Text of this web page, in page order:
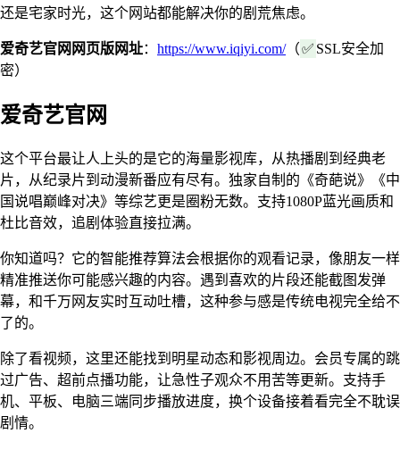
还是宅家时光，这个网站都能解决你的剧荒焦虑。
爱奇艺官网网页版网址： https://www.iqiyi.com/（✅ SSL安全加
密）
爱奇艺官网
这个平台最让人上头的是它的海量影视库，从热播剧到经典老
片，从纪录片到动漫新番应有尽有。独家自制的《奇葩说》《中
国说唱巅峰对决》等综艺更是圈粉无数。支持1080P蓝光画质和
杜比音效，追剧体验直接拉满。
你知道吗？它的智能推荐算法会根据你的观看记录，像朋友一样
精准推送你可能感兴趣的内容。遇到喜欢的片段还能截图发弹
幕，和千万网友实时互动吐槽，这种参与感是传统电视完全给不
了的。
除了看视频，这里还能找到明星动态和影视周边。会员专属的跳
过广告、超前点播功能，让急性子观众不用苦等更新。支持手
机、平板、电脑三端同步播放进度，换个设备接着看完全不耽误
剧情。